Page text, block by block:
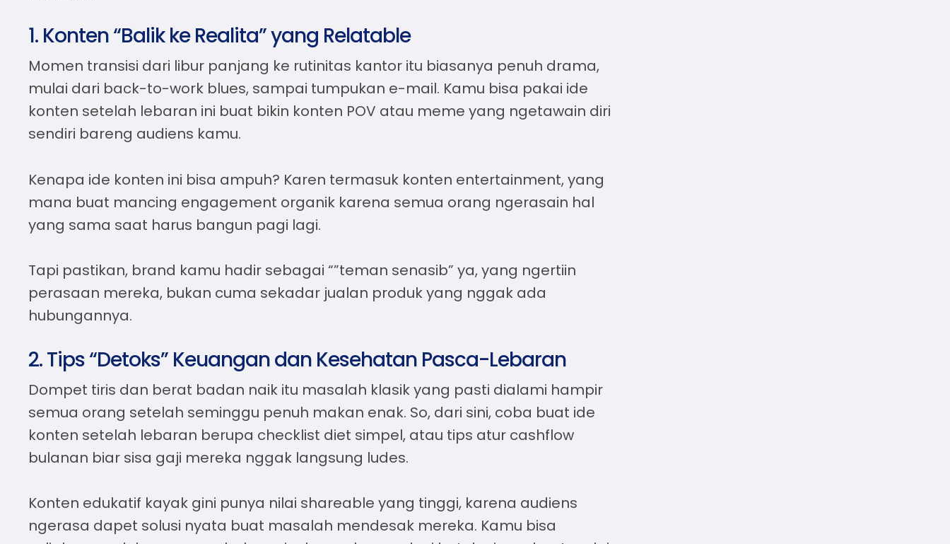
1. Konten “Balik ke Realita” yang Relatable
Momen transisi dari libur panjang ke rutinitas kantor itu biasanya penuh drama,
mulai dari back-to-work blues, sampai tumpukan e-mail. Kamu bisa pakai ide
konten setelah lebaran ini buat bikin konten POV atau meme yang ngetawain diri
sendiri bareng audiens kamu.
Kenapa ide konten ini bisa ampuh? Karen termasuk konten entertainment, yang
mana buat mancing engagement organik karena semua orang ngerasain hal
yang sama saat harus bangun pagi lagi.
Tapi pastikan, brand kamu hadir sebagai “”teman senasib” ya, yang ngertiin
perasaan mereka, bukan cuma sekadar jualan produk yang nggak ada
hubungannya.
2. Tips “Detoks” Keuangan dan Kesehatan Pasca-Lebaran
Dompet tiris dan berat badan naik itu masalah klasik yang pasti dialami hampir
semua orang setelah seminggu penuh makan enak. So, dari sini, coba buat ide
konten setelah lebaran berupa checklist diet simpel, atau tips atur cashflow
bulanan biar sisa gaji mereka nggak langsung ludes.
Konten edukatif kayak gini punya nilai shareable yang tinggi, karena audiens
ngerasa dapet solusi nyata buat masalah mendesak mereka. Kamu bisa